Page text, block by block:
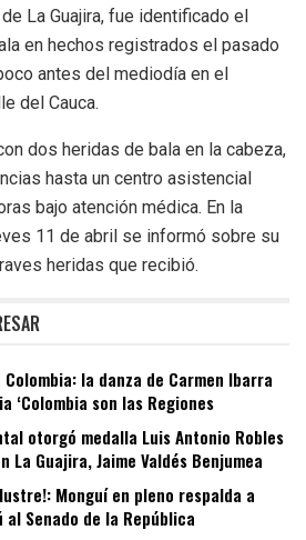
La Guajira, fue identificado el
en hechos registrados el pasado
antes del mediodía en el
del Cauca.
dos heridas de bala en la cabeza,
hasta un centro asistencial
bajo atención médica. En la
11 de abril se informó sobre su
heridas que recibió.
la danza de Carmen Ibarra
‘Colombia son las Regiones
otorgó medalla Luis Antonio Robles
La Guajira, Jaime Valdés Benjumea
Monguí en pleno respalda a
Senado de la República